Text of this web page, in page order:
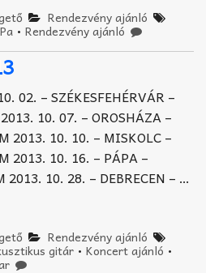
Rendezvény ajánló
• Rendezvény ajánló
02. – SZÉKESFEHÉRVÁR –
10. 07. – OROSHÁZA –
2013. 10. 10. – MISKOLC –
2013. 10. 16. – PÁPA –
2013. 10. 28. – DEBRECEN – …
Rendezvény ajánló
gitár • Koncert ajánló •